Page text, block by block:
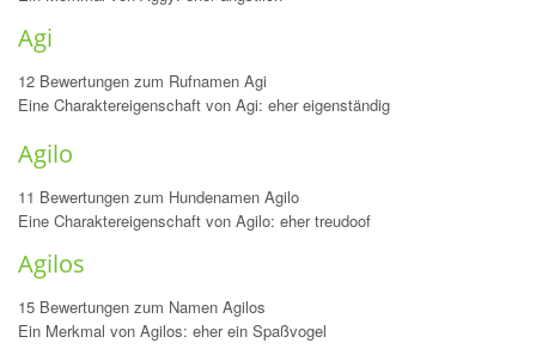
Agi
12 Bewertungen zum Rufnamen Agi
Eine Charaktereigenschaft von Agi: eher eigenständig
Agilo
11 Bewertungen zum Hundenamen Agilo
Eine Charaktereigenschaft von Agilo: eher treudoof
Agilos
15 Bewertungen zum Namen Agilos
Ein Merkmal von Agilos: eher ein Spaßvogel